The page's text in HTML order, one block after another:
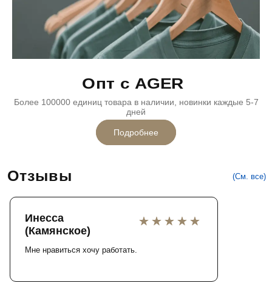
Опт с AGER
Более 100000 единиц товара в наличии, новинки каждые 5-7
дней
Подробнее
Отзывы (См. все)
Инесса
(Камянское)
Мне нравиться хочу работать.